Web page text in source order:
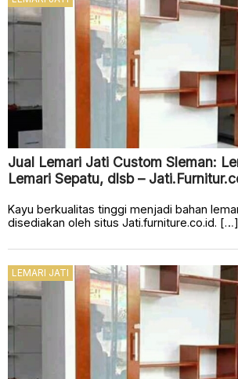
Jual Lemari Jati Custom Sleman:
Lemari Sepatu, dlsb –
Kayu berkualitas tinggi menjadi bahan
disediakan oleh situs Jati.furniture.co.id. […]
LEMARI JATI